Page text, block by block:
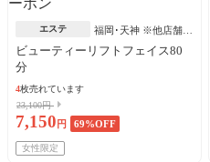
エステ
福岡･天神 ※他店舗あ
り
ビューティーリフトフェイス80
分
4枚売れています
23,100円
7,150 円 69%OFF
女性限定